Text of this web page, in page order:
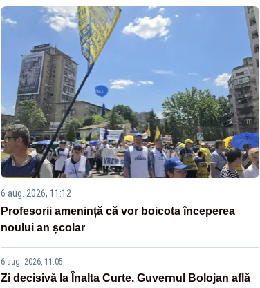
6 aug. 2026, 11:12
Profesorii amenință că vor boicota începerea
noului an școlar
6 aug. 2026, 11:05
Zi decisivă la Înalta Curte. Guvernul Bolojan află